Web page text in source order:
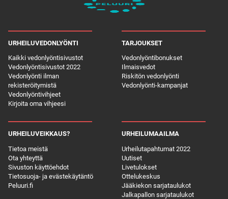
URHEILUVEDONLYÖNTI
Kaikki vedonlyöntisivustot
Vedonlyöntisivustot 2022
Vedonlyönti ilman
rekisteröitymistä
Vedonlyöntivihjeet
Kirjoita oma vihjeesi
TARJOUKSET
Vedonlyöntibonukset
Ilmaisvedot
Riskitön vedonlyönti
Vedonlyönti-kampanjat
URHEILUVEIKKAUS?
Tietoa meistä
Ota yhteyttä
Sivuston käyttöehdot
Tietosuoja- ja evästekäytäntö
Peluuri.fi
URHEILUMAAILMA
Urheilutapahtumat 2022
Uutiset
Livetulokset
Ottelukeskus
Jääkiekon sarjataulukot
Jalkapallon sarjataulukot